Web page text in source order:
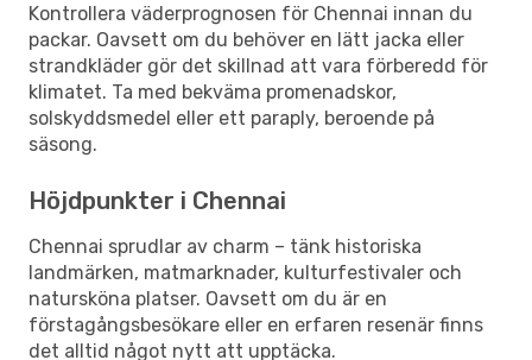
Kontrollera väderprognosen för Chennai innan du
packar. Oavsett om du behöver en lätt jacka eller
strandkläder gör det skillnad att vara förberedd för
klimatet. Ta med bekväma promenadskor,
solskyddsmedel eller ett paraply, beroende på
säsong.
Höjdpunkter i Chennai
Chennai sprudlar av charm – tänk historiska
landmärken, matmarknader, kulturfestivaler och
natursköna platser. Oavsett om du är en
förstagångsbesökare eller en erfaren resenär finns
det alltid något nytt att upptäcka.